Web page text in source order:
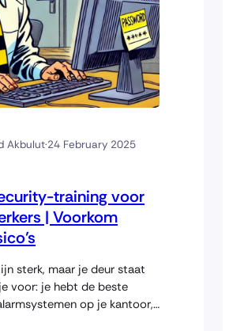
Akbulut·24 February 2025
training voor
| Voorkom
sterk, maar je deur staat
voor: je hebt de beste
op je kantoor,
laat per ongeluk